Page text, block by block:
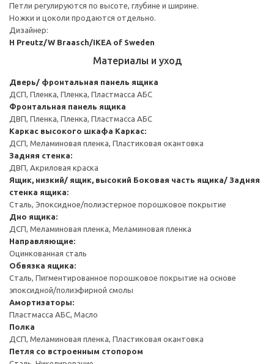
Петли регулируются по высоте, глубине и ширине.
Ножки и цоколи продаются отдельно.
Дизайнер:
H Preutz/W Braasch/IKEA of Sweden
Материалы и уход
Дверь/ фронтальная панель ящика
ДСП, Пленка, Пленка, Пластмасса АБС
Фронтальная панель ящика
ДВП, Пленка, Пленка, Пластмасса АБС
Каркас высокого шкафа Каркас:
ДСП, Меламиновая пленка, Пластиковая окантовка
Задняя стенка:
ДВП, Акриловая краска
Ящик, низкий/ ящик, высокий Боковая часть ящика/ Задняя
стенка ящика:
Сталь, Эпоксидное/полиэстерное порошковое покрытие
Дно ящика:
ДСП, Меламиновая пленка, Меламиновая пленка
Направляющие:
Оцинкованная сталь
Обвязка ящика:
Сталь, Пигментированное порошковое покрытие на основе
эпоксидной/полиэфирной смолы
Амортизаторы:
Пластмасса АБС, Масло
Полка
ДСП, Меламиновая пленка, Пластиковая окантовка
Петля со встроенным стопором